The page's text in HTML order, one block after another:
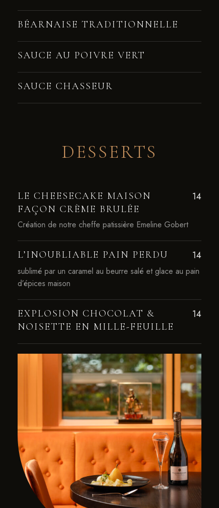
BÉARNAISE TRADITIONNELLE
SAUCE AU POIVRE VERT
SAUCE CHASSEUR
DESSERTS
LE CHEESECAKE MAISON
FAÇON CRÈME BRULÉE
14
Création de notre cheffe patissière Emeline Gobert
L’INOUBLIABLE PAIN PERDU 14
sublimé par un caramel au beurre salé et glace au pain
d’épices maison
EXPLOSION CHOCOLAT &
NOISETTE EN MILLE-FEUILLE
14